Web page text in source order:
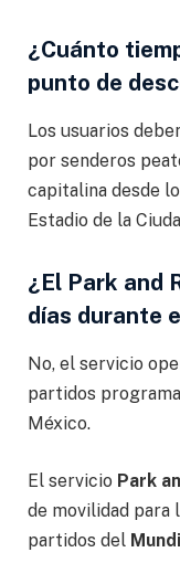
¿Cuánto
punto de
Los usuarios
por senderos
capitalina desde
Estadio de la
¿El Park and
días durante
No, el servicio
partidos
México.
El servicio Park
de movilidad para
partidos del